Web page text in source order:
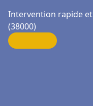
Intervention rapide
(38000)